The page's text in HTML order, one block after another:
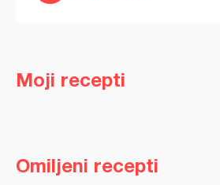
Moji recepti
Omiljeni recepti